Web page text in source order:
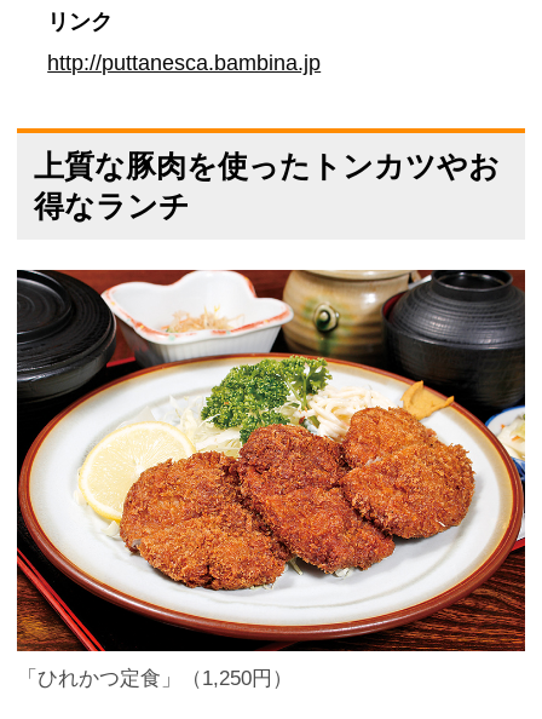
リンク
http://puttanesca.bambina.jp
上質な豚肉を使ったトンカツやお
得なランチ
「ひれかつ定食」（1,250円）